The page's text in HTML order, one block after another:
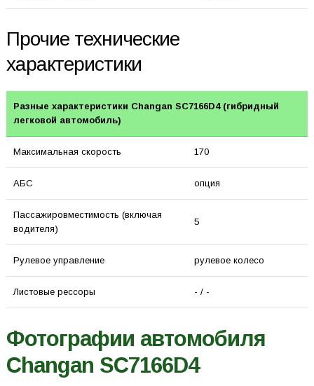
Прочие технические
характеристики
Разные характеристики Changan SC7166D4 (гибридный
легковой автомобиль)
Максимальная скорость 170
АБС опция
Пассажировместимость (включая
водителя)
5
Рулевое управление рулевое колесо
Листовые рессоры - / -
Фотографии автомобиля
Changan SC7166D4